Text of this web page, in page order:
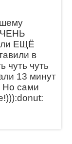
ЕЩЁ
в
чуть чуть
13 минут
Но сами